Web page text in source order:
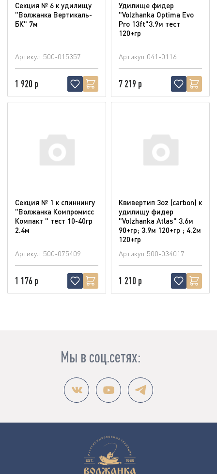
Секция № 6 к удилищу
"Волжанка Вертикаль-
БК" 7м
Артикул 500-015357
1 920 р
Удилище фидер
"Volzhanka Optima Evo
Pro 13ft"3.9м тест
120+гр
Артикул 041-0116
7 219 р
Секция № 1 к спиннингу
"Волжанка Компромисс
Компакт " тест 10-40гр
2.4м
Артикул 500-075409
1 176 р
Квивертип 3oz (carbon) к
удилищу фидер
"Volzhanka Atlas" 3.6м
90+гр; 3.9м 120+гр ; 4.2м
120+гр
Артикул 500-034017
1 210 р
Мы в соц.сетях: